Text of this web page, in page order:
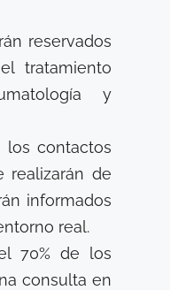
reservados
tratamiento
y
los contactos
realizarán de
informados
real.
70% de los
consulta en